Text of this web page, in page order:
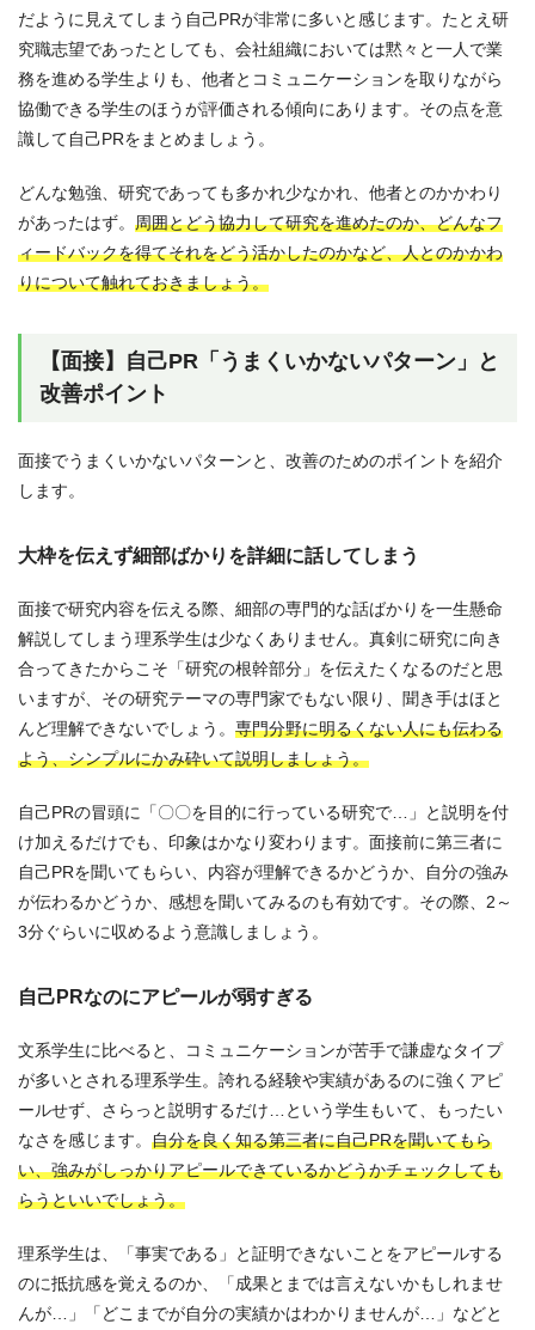
だように見えてしまう自己PRが非常に多いと感じます。たとえ研
究職志望であったとしても、会社組織においては黙々と一人で業
務を進める学生よりも、他者とコミュニケーションを取りながら
協働できる学生のほうが評価される傾向にあります。その点を意
識して自己PRをまとめましょう。
どんな勉強、研究であっても多かれ少なかれ、他者とのかかわり
があったはず。 周囲とどう協力して研究を進めたのか、どんなフ
ィードバックを得てそれをどう活かしたのかなど、人とのかかわ
りについて触れておきましょう。
【面接】自己PR「うまくいかないパターン」と
改善ポイント
面接でうまくいかないパターンと、改善のためのポイントを紹介
します。
大枠を伝えず細部ばかりを詳細に話してしまう
面接で研究内容を伝える際、細部の専門的な話ばかりを一生懸命
解説してしまう理系学生は少なくありません。真剣に研究に向き
合ってきたからこそ「研究の根幹部分」を伝えたくなるのだと思
いますが、その研究テーマの専門家でもない限り、聞き手はほと
んど理解できないでしょう。 専門分野に明るくない人にも伝わる
よう、シンプルにかみ砕いて説明しましょう。
自己PRの冒頭に「〇〇を目的に行っている研究で…」と説明を付
け加えるだけでも、印象はかなり変わります。面接前に第三者に
自己PRを聞いてもらい、内容が理解できるかどうか、自分の強み
が伝わるかどうか、感想を聞いてみるのも有効です。その際、2～
3分ぐらいに収めるよう意識しましょう。
自己PRなのにアピールが弱すぎる
文系学生に比べると、コミュニケーションが苦手で謙虚なタイプ
が多いとされる理系学生。誇れる経験や実績があるのに強くアピ
ールせず、さらっと説明するだけ…という学生もいて、もったい
なさを感じます。 自分を良く知る第三者に自己PRを聞いてもら
い、強みがしっかりアピールできているかどうかチェックしても
らうといいでしょう。
理系学生は、「事実である」と証明できないことをアピールする
のに抵抗感を覚えるのか、「成果とまでは言えないかもしれませ
んが…」「どこまでが自分の実績かはわかりませんが…」などと